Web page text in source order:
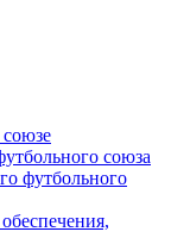
союза
футбольного